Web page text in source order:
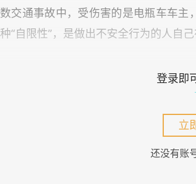
数交通事故中，受伤害的是电瓶车车主
种“自限性”，是做出不安全行为的人自
对于这类安全管制，就应该更宽松
下赛道去玩，显然没必要禁止，因为出
安全政策的另一个维度，是替代性。
登录即
立
还没有账